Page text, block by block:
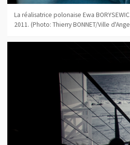
La réalisatrice polonaise Ewa
2011. (Photo: Thierry BONNET/Ville